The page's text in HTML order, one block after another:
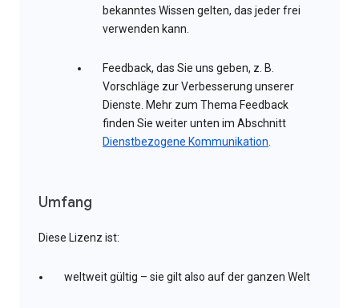
bekanntes Wissen gelten, das jeder frei
verwenden kann.
Feedback, das Sie uns geben, z. B.
Vorschläge zur Verbesserung unserer
Dienste. Mehr zum Thema Feedback
finden Sie weiter unten im Abschnitt
Dienstbezogene Kommunikation.
Umfang
Diese Lizenz ist:
weltweit gültig – sie gilt also auf der ganzen Welt